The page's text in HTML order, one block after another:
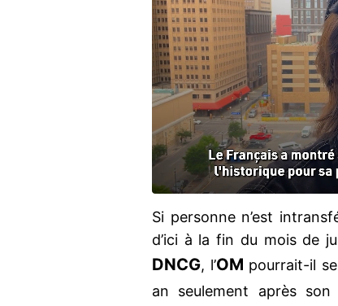
Si personne n’est
d’ici à la fin du mois de
DNCG, l’OM pourrait-il
an seulement après